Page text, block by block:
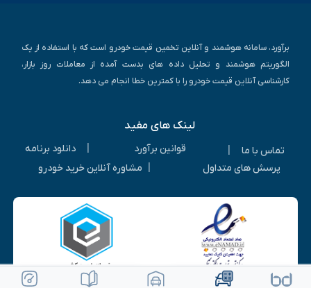
ویرایش خودرو ثبت آگهی رایگان
برآورد، سامانه هوشمند و آنلاین تخمین قیمت خودرو است که با استفاده از یک
الگوریتم هوشمند و تحلیل داده های بدست آمده از معاملات روز بازار،
کارشناسی آنلاین قیمت خودرو را با کمترین خطا انجام می دهد.
لینک های مفید
تماس با ما قوانین برآورد
دانلود برنامه
پرسش های متداول
مشاوره آنلاین خرید خودرو